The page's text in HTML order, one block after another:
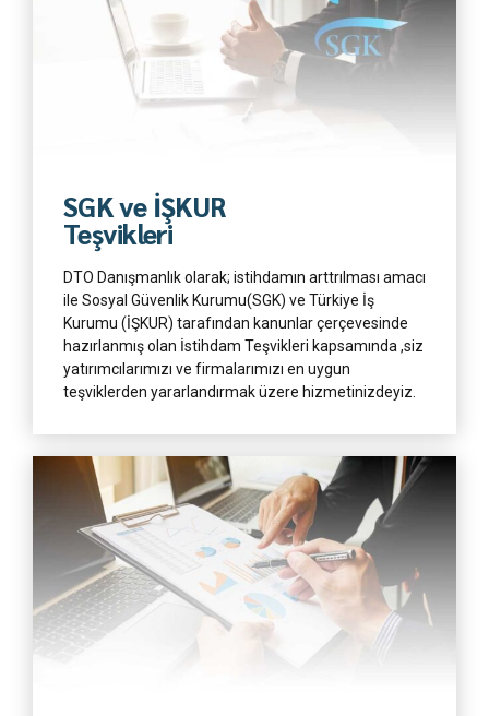
SGK ve İŞKUR
Teşvikleri
DTO Danışmanlık olarak; istihdamın arttrılması amacı
ile Sosyal Güvenlik Kurumu(SGK) ve Türkiye İş
Kurumu (İŞKUR) tarafından kanunlar çerçevesinde
hazırlanmış olan İstihdam Teşvikleri kapsamında ,siz
yatırımcılarımızı ve firmalarımızı en uygun
teşviklerden yararlandırmak üzere hizmetinizdeyiz.